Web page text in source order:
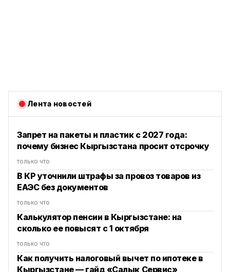
Лента новостей
Запрет на пакеты и пластик с 2027 года:
почему бизнес Кыргызстана просит отсрочку
только что
В КР уточнили штрафы за провоз товаров из
ЕАЭС без документов
только что
Калькулятор пенсии в Кыргызстане: на
сколько ее повысят с 1 октября
только что
Как получить налоговый вычет по ипотеке в
Кыргызстане — гайд «Салык Сервис»